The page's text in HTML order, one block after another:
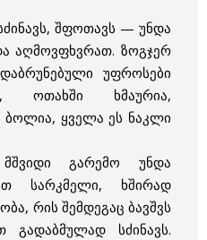
შფოთავს — უნდა
აღმოვფხვრათ. ზოგჯერ
უფროსები
ოთახში ხმაურია,
ბოლია, ყველა ეს ნაკლი
გარემო უნდა
სარკმელი, ხშირად
რის შემდეგაც ბავშვს
სძინავს.